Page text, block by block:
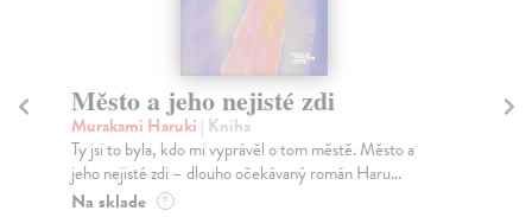
Město a jeho nejisté zdi
Murakami Haruki | Kniha
Ty jsi to byla, kdo mi vyprávěl o tom městě. Město a
jeho nejisté zdi – dlouho očekávaný román Haru...
Na sklade ?